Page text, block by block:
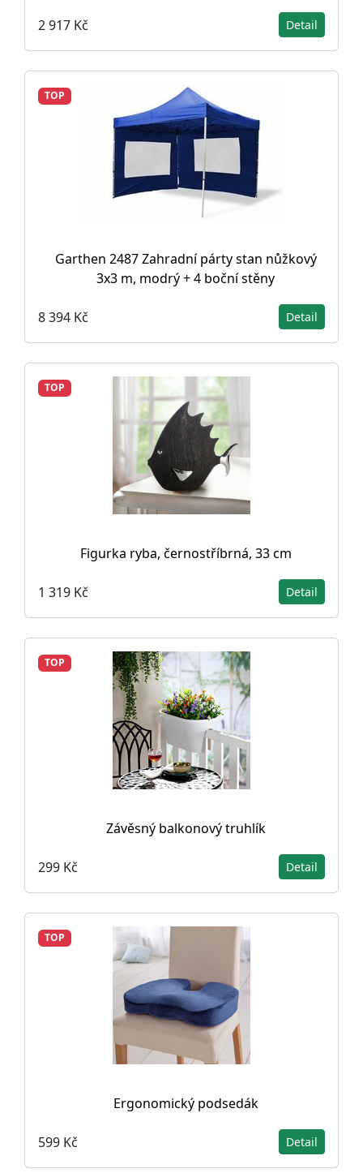
2 917 Kč Detail
TOP
Garthen 2487 Zahradní párty stan nůžkový
3x3 m, modrý + 4 boční stěny
8 394 Kč Detail
TOP
Figurka ryba, černostříbrná, 33 cm
1 319 Kč Detail
TOP
Závěsný balkonový truhlík
299 Kč Detail
TOP
Ergonomický podsedák
599 Kč Detail